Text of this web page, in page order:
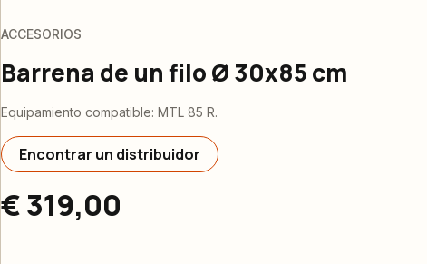
ACCESORIOS
Barrena de un filo Ø 30x85 cm
Equipamiento compatible: MTL 85 R.
Encontrar un distribuidor
€ 319,00